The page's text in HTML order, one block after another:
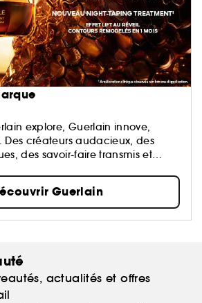
explore, Guerlain innove,
Des créateurs audacieux, des
des savoir-faire transmis et
du Beau en signature.
Guerlain
actualités et offres